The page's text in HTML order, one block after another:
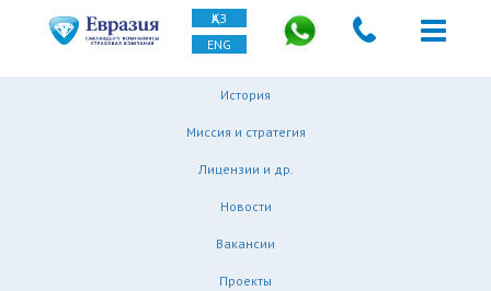
ҚАЗ
ENG
История
Миссия и стратегия
Лицензии и др.
Новости
Вакансии
Проекты